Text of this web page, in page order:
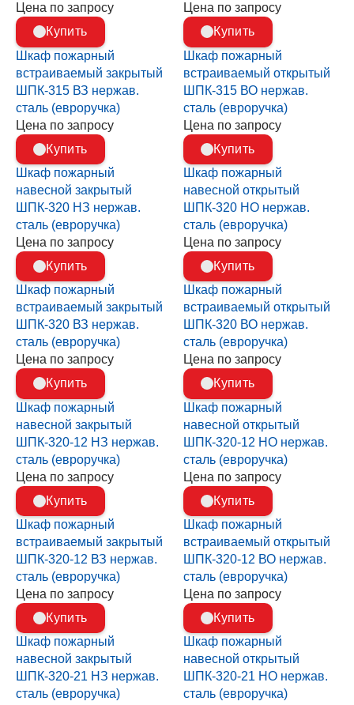
Цена по запросу
Купить
Цена по запросу
Купить
Шкаф пожарный
встраиваемый закрытый
ШПК-315 ВЗ нержав.
сталь (евроручка)
Цена по запросу
Купить
Шкаф пожарный
встраиваемый открытый
ШПК-315 ВО нержав.
сталь (евроручка)
Цена по запросу
Купить
Шкаф пожарный
навесной закрытый
ШПК-320 НЗ нержав.
сталь (евроручка)
Цена по запросу
Купить
Шкаф пожарный
навесной открытый
ШПК-320 НО нержав.
сталь (евроручка)
Цена по запросу
Купить
Шкаф пожарный
встраиваемый закрытый
ШПК-320 ВЗ нержав.
сталь (евроручка)
Цена по запросу
Купить
Шкаф пожарный
встраиваемый открытый
ШПК-320 ВО нержав.
сталь (евроручка)
Цена по запросу
Купить
Шкаф пожарный
навесной закрытый
ШПК-320-12 НЗ нержав.
сталь (евроручка)
Цена по запросу
Купить
Шкаф пожарный
навесной открытый
ШПК-320-12 НО нержав.
сталь (евроручка)
Цена по запросу
Купить
Шкаф пожарный
встраиваемый закрытый
ШПК-320-12 ВЗ нержав.
сталь (евроручка)
Цена по запросу
Купить
Шкаф пожарный
встраиваемый открытый
ШПК-320-12 ВО нержав.
сталь (евроручка)
Цена по запросу
Купить
Шкаф пожарный
навесной закрытый
ШПК-320-21 НЗ нержав.
сталь (евроручка)
Шкаф пожарный
навесной открытый
ШПК-320-21 НО нержав.
сталь (евроручка)